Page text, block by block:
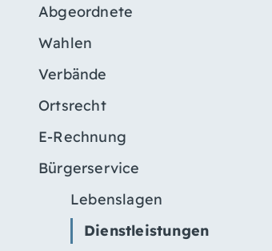
Abgeordnete
Wahlen
Verbände
Ortsrecht
E-Rechnung
Bürgerservice
Lebenslagen
Dienstleistungen